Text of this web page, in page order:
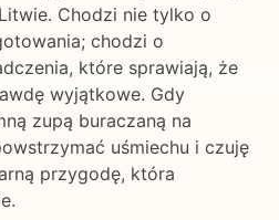
Chodzi nie tylko o
chodzi o
które sprawiają, że
wyjątkowe. Gdy
zupą buraczaną na
uśmiechu i czuję
przygodę, która